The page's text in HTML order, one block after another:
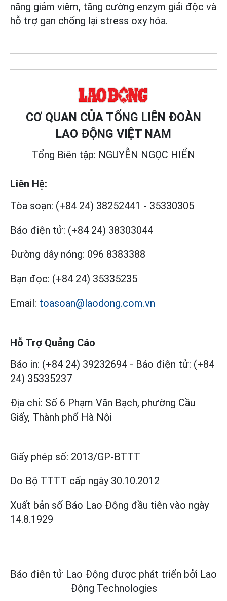
năng giảm viêm, tăng cường enzym giải độc và
hỗ trợ gan chống lại stress oxy hóa.
CƠ QUAN CỦA TỔNG LIÊN ĐOÀN
LAO ĐỘNG VIỆT NAM
Tổng Biên tập: NGUYỄN NGỌC HIỂN
Liên Hệ:
Tòa soạn: (+84 24) 38252441 - 35330305
Báo điện tử: (+84 24) 38303044
Đường dây nóng: 096 8383388
Bạn đọc: (+84 24) 35335235
Email: toasoan@laodong.com.vn
Hỗ Trợ Quảng Cáo
Báo in: (+84 24) 39232694 - Báo điện tử: (+84
24) 35335237
Địa chỉ: Số 6 Phạm Văn Bạch, phường Cầu
Giấy, Thành phố Hà Nội
Giấy phép số: 2013/GP-BTTT
Do Bộ TTTT cấp ngày 30.10.2012
Xuất bản số Báo Lao Động đầu tiên vào ngày
14.8.1929
Báo điện tử Lao Động được phát triển bởi Lao
Động Technologies